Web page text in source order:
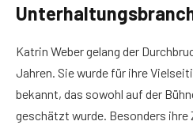
Katrin Weber gelang der
Jahren. Sie wurde für ihre
bekannt, das sowohl auf der
geschätzt wurde. Besonders